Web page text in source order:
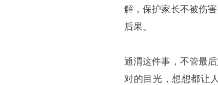
解，保护家长不被伤
后果。
通渭这件事，不管最
对的目光，想想都让